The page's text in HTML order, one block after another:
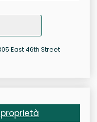
East 46th Street